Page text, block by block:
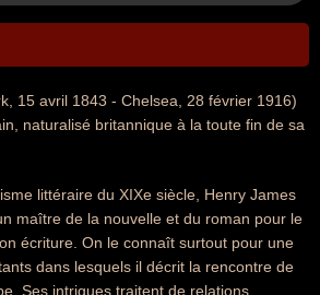
15 avril 1843 - Chelsea, 28 février 1916)
naturalisé britannique à la toute fin de sa
littéraire du XIXe siècle, Henry James
maître de la nouvelle et du roman pour le
écriture. On le connaît surtout pour une
dans lesquels il décrit la rencontre de
Ses intrigues traitent de relations